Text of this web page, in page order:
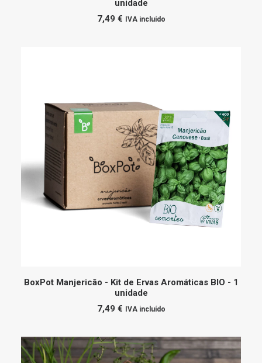
unidade
7,49 € IVA incluído
ADICIONAR
BoxPot Manjericão - Kit de Ervas Aromáticas BIO - 1
unidade
7,49 € IVA incluído